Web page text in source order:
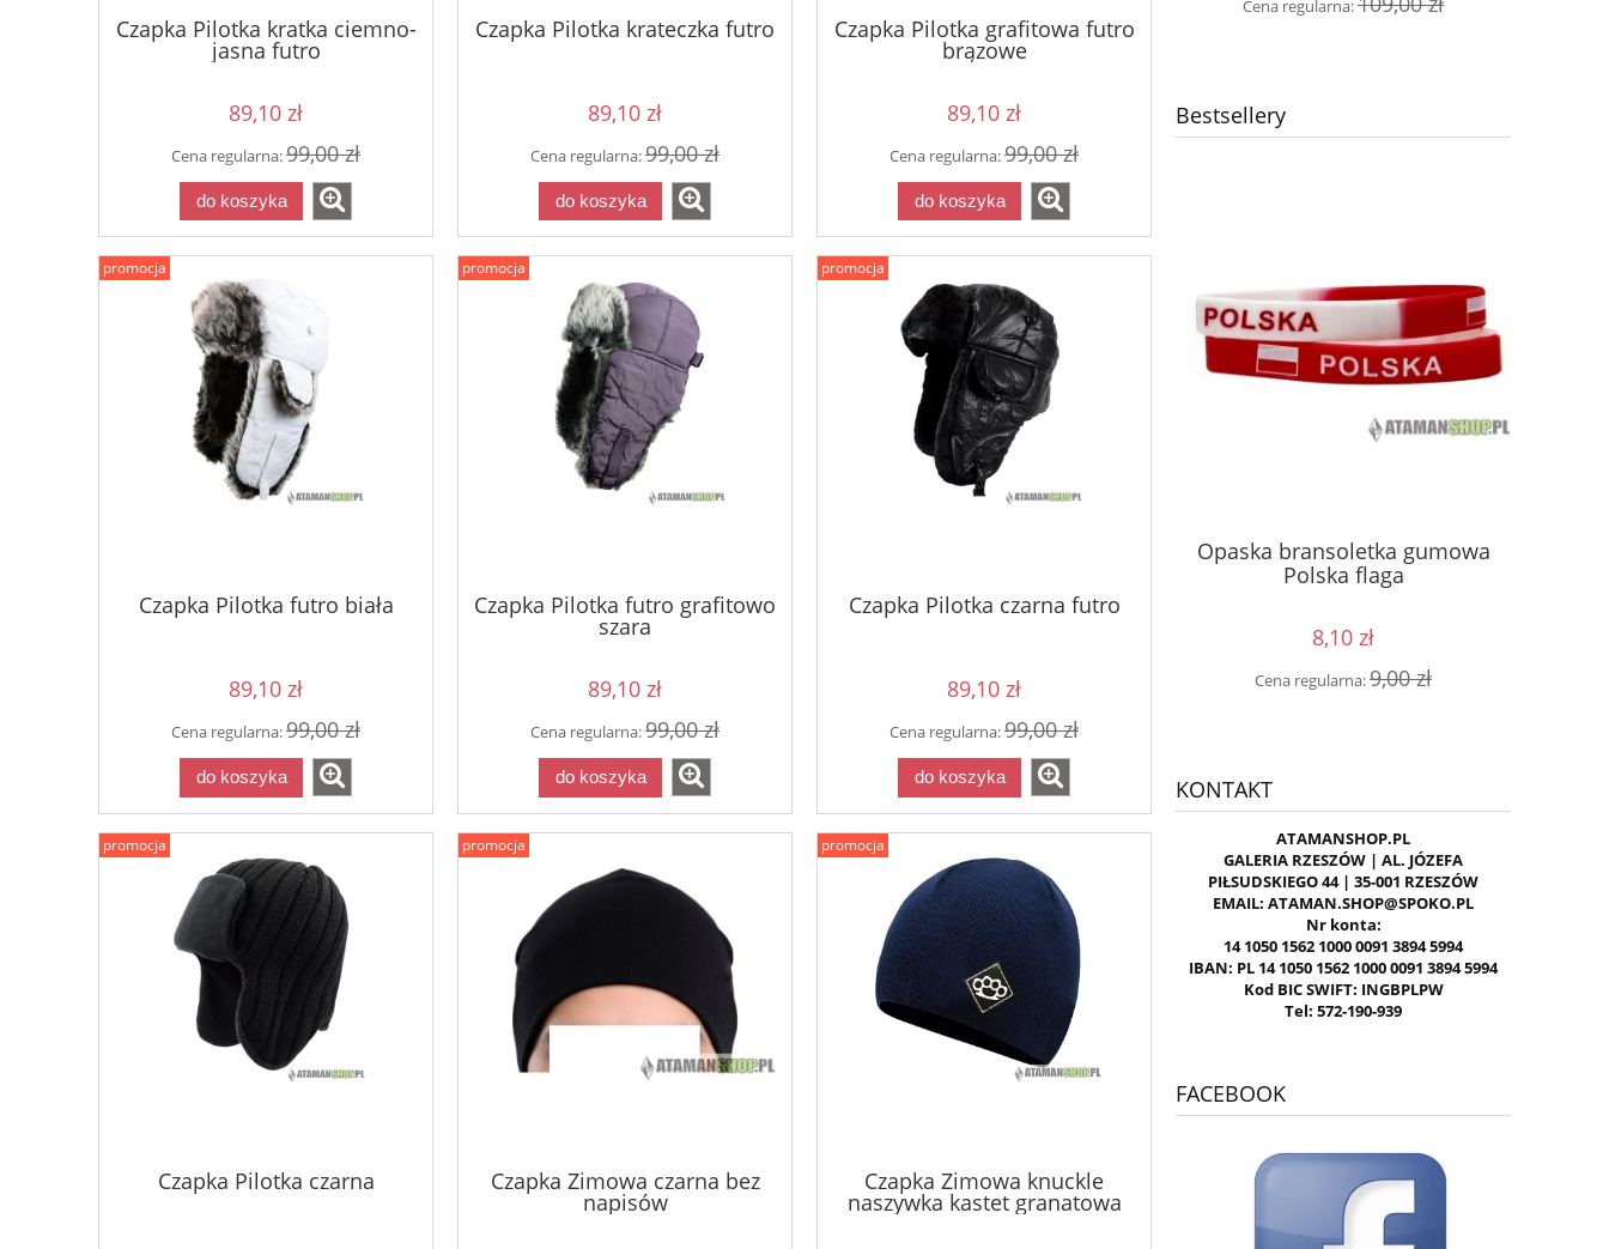
Czapka Pilotka kratka ciemno-
jasna futro
89,10 zł
Cena regularna:99,00 zł
do koszyka
Czapka Pilotka krateczka futro
89,10 zł
Cena regularna:99,00 zł
do koszyka
Czapka Pilotka grafitowa futro
brązowe
89,10 zł
Cena regularna:99,00 zł
do koszyka
Czapka Pilotka futro biała
89,10 zł
Cena regularna:99,00 zł
do koszyka
promocja
Czapka Pilotka futro grafitowo
szara
89,10 zł
Cena regularna:99,00 zł
do koszyka
promocja
Czapka Pilotka czarna futro
89,10 zł
Cena regularna:99,00 zł
do koszyka
promocja
Czapka Pilotka czarna
promocja
Czapka Zimowa czarna bez
napisów
promocja
Czapka Zimowa knuckle
naszywka kastet granatowa
promocja
do koszyka
Cena regularna:
Bestsellery
83,66 zł
do koszyka
Opaska bransoletka gumowa
Polska flaga
8,10 zł
Cena regularna:9,00 zł
KONTAKT
ATAMANSHOP.PL
GALERIA RZESZÓW | AL. JÓZEFA
PIŁSUDSKIEGO 44 | 35-001 RZESZÓW
EMAIL: ATAMAN.SHOP@SPOKO.PL
Nr konta:
14 1050 1562 1000 0091 3894 5994
IBAN: PL 14 1050 1562 1000 0091 3894 5994
Kod BIC SWIFT: INGBPLPW
Tel: 572-190-939
FACEBOOK